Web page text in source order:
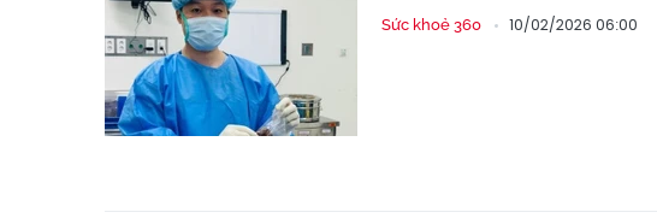
Sức khoẻ 360 10/02/2026 06:00